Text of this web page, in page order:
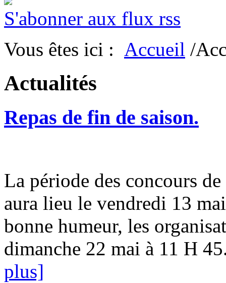
S'abonner aux flux rss
Vous êtes ici : Accueil /
Actualités
Repas de fin de saison.
La période des concours
aura lieu le vendredi 13
bonne humeur, les
dimanche 22 mai à 11 H
plus]